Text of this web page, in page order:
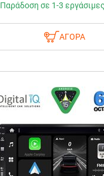
Παράδοση σε 1-3 εργάσιμες
ΑΓΟΡΑ